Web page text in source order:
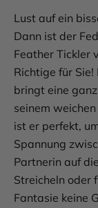
Lust auf ein
Dann ist der
Feather Tickler
Richtige für
bringt eine
seinem
ist er perfekt,
Spannung
Partnerin auf
Streicheln oder
Fantasie keine